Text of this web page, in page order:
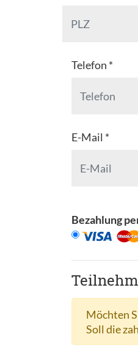
Telefon *
E-Mail *
Bezahlung
Möchten
Soll die